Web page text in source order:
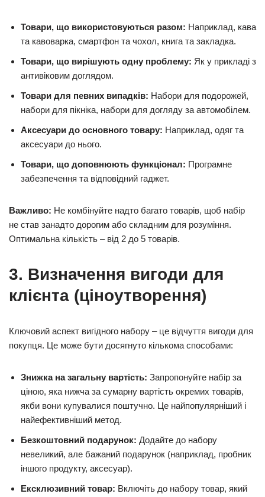
Товари, що використовуються разом: Наприклад, кава
та кавоварка, смартфон та чохол, книга та закладка.
Товари, що вирішують одну проблему: Як у прикладі з
антивіковим доглядом.
Товари для певних випадків: Набори для подорожей,
набори для пікніка, набори для догляду за автомобілем.
Аксесуари до основного товару: Наприклад, одяг та
аксесуари до нього.
Товари, що доповнюють функціонал: Програмне
забезпечення та відповідний гаджет.
Важливо: Не комбінуйте надто багато товарів, щоб набір
не став занадто дорогим або складним для розуміння.
Оптимальна кількість – від 2 до 5 товарів.
3. Визначення вигоди для
клієнта (ціноутворення)
Ключовий аспект вигідного набору – це відчуття вигоди для
покупця. Це може бути досягнуто кількома способами:
Знижка на загальну вартість: Запропонуйте набір за
ціною, яка нижча за сумарну вартість окремих товарів,
якби вони купувалися поштучно. Це найпопулярніший і
найефективніший метод.
Безкоштовний подарунок: Додайте до набору
невеликий, але бажаний подарунок (наприклад, пробник
іншого продукту, аксесуар).
Ексклюзивний товар: Включіть до набору товар, який